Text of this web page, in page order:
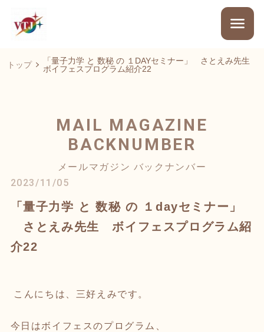
トップ
「量子力学 と 数秘 の １DAYセミナー」 さとえみ先生
ボイフェスプログラム紹介22
MAIL MAGAZINE
BACKNUMBER
メールマガジン バックナンバー
2023/11/05
「量子力学 と 数秘 の １dayセミナー」
さとえみ先生 ボイフェスプログラム紹
介22
こんにちは、三好えみです。
今日はボイフェスのプログラム、